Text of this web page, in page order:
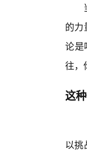
的力
论是
往，
这
以